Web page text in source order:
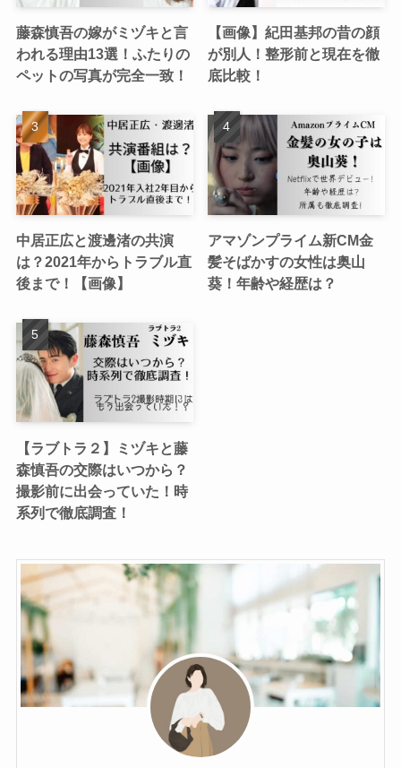
藤森慎吾の嫁がミヅキと言
われる理由13選！ふたりの
ペットの写真が完全一致！
【画像】紀田基邦の昔の顔
が別人！整形前と現在を徹
底比較！
中居正広と渡邊渚の共演
は？2021年からトラブル直
後まで！【画像】
アマゾンプライム新CM金
髪そばかすの女性は奥山
葵！年齢や経歴は？
【ラブトラ２】ミヅキと藤
森慎吾の交際はいつから？
撮影前に出会っていた！時
系列で徹底調査！